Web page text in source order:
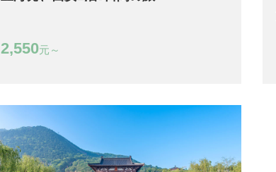
2,550元～